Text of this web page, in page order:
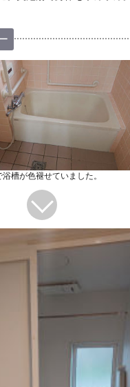
槽が色褪せていました。